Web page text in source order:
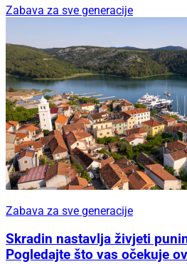
Zabava za sve generacije
Zabava za sve generacije
Skradin nastavlja živjeti
Pogledajte što vas očekuje